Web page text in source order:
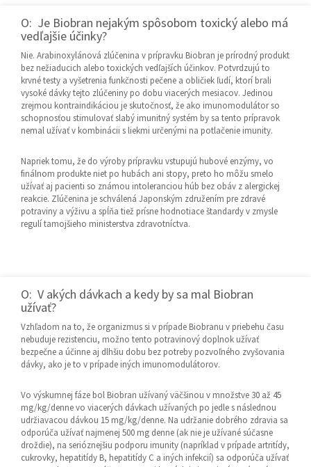
O: Je Biobran nejakým spôsobom toxický alebo má
vedľajšie účinky?
Nie. Arabinoxylánová zlúčenina v prípravku Biobran je prírodný produkt
bez nežiaducich alebo toxických vedľajších účinkov. Potvrdzujú to
krvné testy a vyšetrenia funkčnosti pečene a obličiek ľudí, ktorí brali
vysoké dávky tejto zlúčeniny po dobu viacerých mesiacov. Jedinou
zrejmou kontraindikáciou je skutočnosť, že ako imunomodulátor so
schopnosťou stimulovať slabý imunitný systém by sa tento prípravok
nemal užívať v kombinácii s liekmi určenými na potlačenie imunity.
Napriek tomu, že do výroby prípravku vstupujú hubové enzýmy, vo
finálnom produkte niet po hubách ani stopy, preto ho môžu smelo
užívať aj pacienti so známou intoleranciou húb bez obáv z alergickej
reakcie. Zlúčenina je schválená Japonským združením pre zdravé
potraviny a výživu a spĺňa tiež prísne hodnotiace štandardy v zmysle
regulí tamojšieho ministerstva zdravotníctva.
O: V akých dávkach a kedy by sa mal Biobran
užívať?
Vzhľadom na to, že organizmus si v prípade Biobranu v priebehu času
nebuduje rezistenciu, možno tento potravinový doplnok užívať
bezpečne a účinne aj dlhšiu dobu bez potreby pozvoľného zvyšovania
dávky, ako je to v prípade iných imunomodulátorov.
Vo výskumnej fáze bol Biobran užívaný väčšinou v množstve 30 až 45
mg/kg/denne vo viacerých dávkach užívaných po jedle s následnou
udržiavacou dávkou 15 mg/kg/denne. Na udržanie dobrého zdravia sa
odporúča užívať najmenej 500 mg denne (ak nie je užívané súčasne
droždie), na serióznejšiu podporu imunity (napríklad v prípade artritídy,
cukrovky, hepatitídy B, hepatitídy C a iných infekcií) sa odporúča užívať